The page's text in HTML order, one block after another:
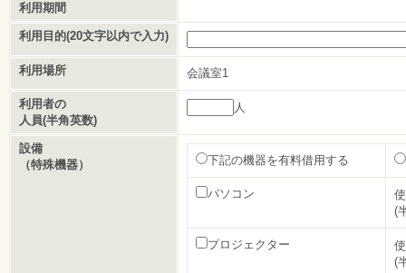
利用期間
利用目的(20文字以内で入力)
利用場所 会議室1
利用者の
人員(半角英数)
人
設備
（特殊機器）
下記の機器を有料借用する
パソコン
(
プロジェクター
(